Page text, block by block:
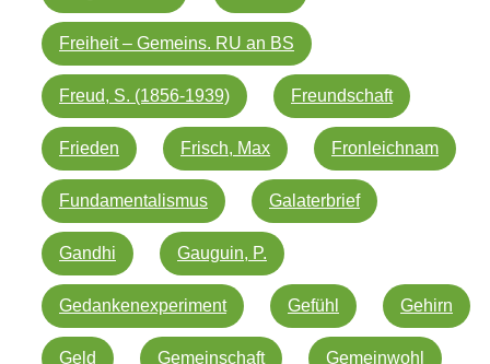
Freiheit – Gemeins. RU an BS
Freud, S. (1856-1939) Freundschaft
Frieden Frisch, Max Fronleichnam
Fundamentalismus Galaterbrief
Gandhi Gauguin, P.
Gedankenexperiment Gefühl Gehirn
Geld Gemeinschaft Gemeinwohl